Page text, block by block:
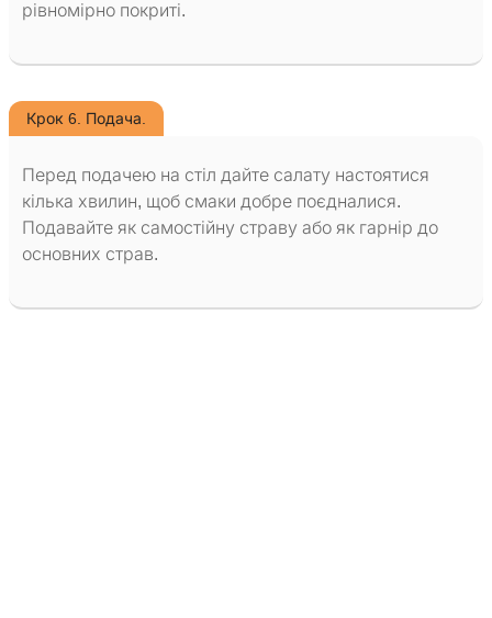
рівномірно покриті.
Крок 6. Подача.
Перед подачею на стіл дайте салату настоятися
кілька хвилин, щоб смаки добре поєдналися.
Подавайте як самостійну страву або як гарнір до
основних страв.